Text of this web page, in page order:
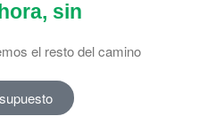
sin
el resto del camino